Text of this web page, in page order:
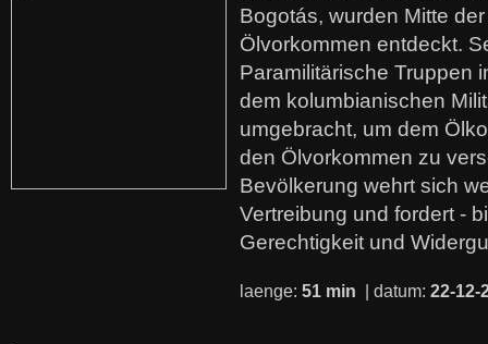
Bogotás, wurden Mitte
Ölvorkommen entdeckt.
Paramilitärische Truppen
dem kolumbianischen
umgebracht, um dem
den Ölvorkommen zu
Bevölkerung wehrt sich
Vertreibung und fordert -
Gerechtigkeit und
laenge: 51 min | datum: 22-12-